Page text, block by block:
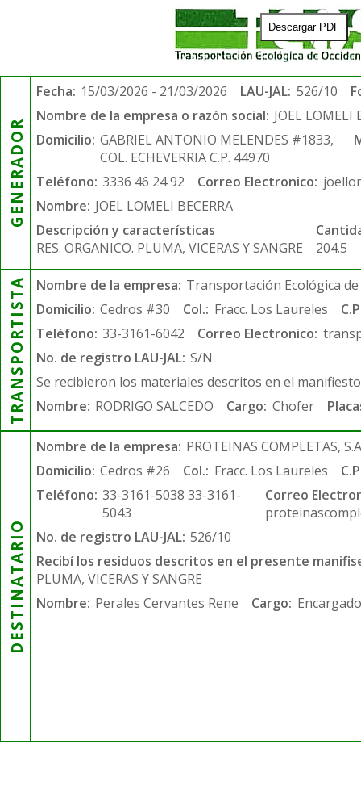
Descargar PDF
GENERADOR
Fecha: 15/03/2026 - 21/03/2026 LAU-JAL: 526/10
Nombre de la empresa o razón social: JOEL LOMELI
Domicilio: GABRIEL ANTONIO MELENDES #1833,
COL. ECHEVERRIA C.P. 44970
Teléfono: 3336 46 24 92 Correo Electronico:
Nombre: JOEL LOMELI BECERRA
Descripción y características
RES. ORGANICO. PLUMA, VICERAS Y SANGRE
204.5
TRANSPORTISTA Nombre de la empresa: Transportación Ecológica de
Domicilio: Cedros #30 Col.: Fracc. Los Laureles
Teléfono: 33-3161-6042 Correo Electronico:
No. de registro LAU-JAL: S/N
Se recibieron los materiales descritos en el
Nombre: RODRIGO SALCEDO Cargo: Chofer
DESTINATARIO
Nombre de la empresa: PROTEINAS COMPLETAS,
Domicilio: Cedros #26 Col.: Fracc. Los Laureles
Teléfono: 33-3161-5038 33-3161-
5043
Correo
No. de registro LAU-JAL: 526/10
Recibí los residuos descritos en el presente
PLUMA, VICERAS Y SANGRE
Nombre: Perales Cervantes Rene Cargo: